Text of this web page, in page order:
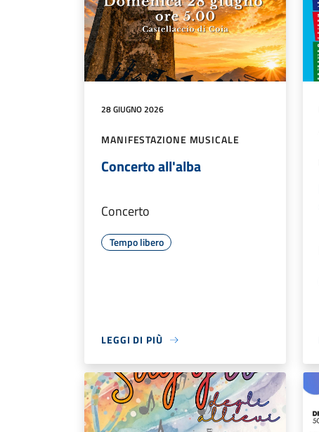
28 GIUGNO 2026
MANIFESTAZIONE MUSICALE
Concerto all'alba
Concerto
Tempo libero
LEGGI DI PIÙ